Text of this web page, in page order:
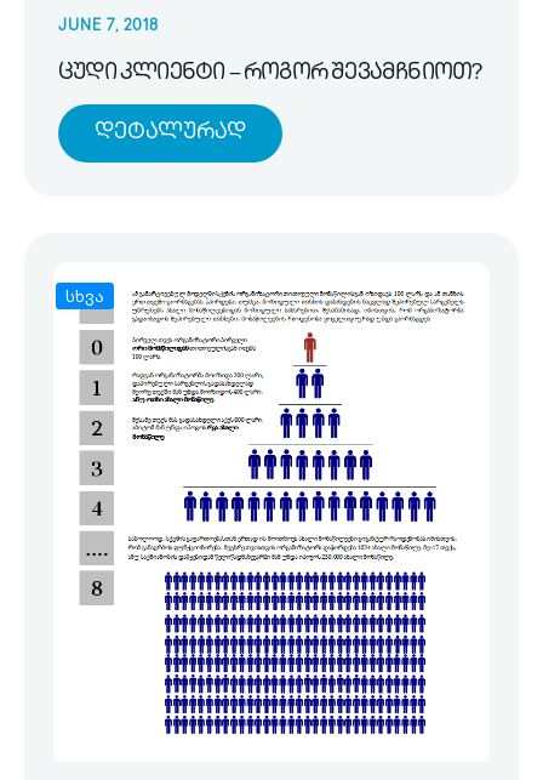
JUNE 7, 2018
ცუდი კლიენტი – როგორ შევამჩნიოთ?
Დეტალურად
სხვა